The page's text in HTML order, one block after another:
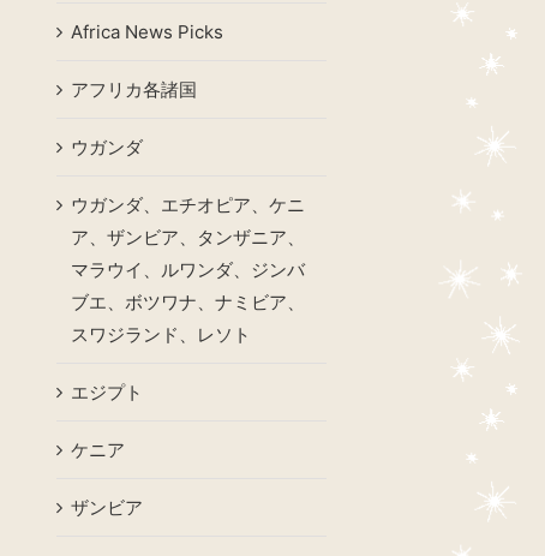
Africa News Picks
アフリカ各諸国
ウガンダ
ウガンダ、エチオピア、ケニ
ア、ザンビア、タンザニア、
マラウイ、ルワンダ、ジンバ
ブエ、ボツワナ、ナミビア、
スワジランド、レソト
エジプト
ケニア
ザンビア